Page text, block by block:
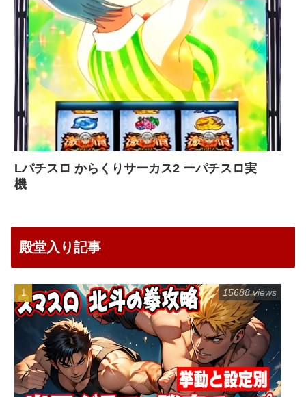
Lパチスロ からくりサーカス2 ーパチスロ実
機
殿堂入り記事
15688 views